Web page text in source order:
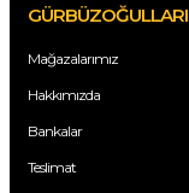
GÜRBÜZOĞULLARI
Mağazalarımız
Hakkımızda
Bankalar
Teslimat